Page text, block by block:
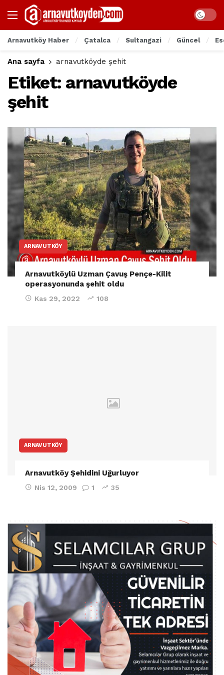
Arnavutköy Haber Çatalca Sultangazi Güncel
Ana sayfa arnavutköyde şehit
Etiket: arnavutköyde
şehit
ARNAVUTKÖY
Arnavutköylü Uzman Çavuş Pençe-Kilit
operasyonunda şehit oldu
Kas 29, 2022 108
ARNAVUTKÖY
Arnavutköy Şehidini Uğurluyor
Nis 12, 2009 1 35